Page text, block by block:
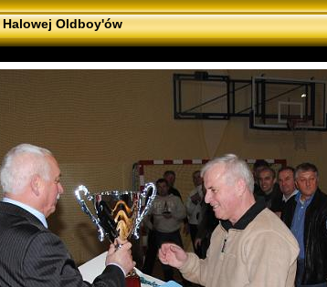
Halowej Oldboy'ów